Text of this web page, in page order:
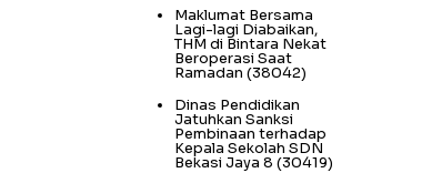
Maklumat Bersama
Lagi-lagi Diabaikan,
THM di Bintara Nekat
Beroperasi Saat
Ramadan (38042)
Dinas Pendidikan
Jatuhkan Sanksi
Pembinaan terhadap
Kepala Sekolah SDN
Bekasi Jaya 8 (30419)